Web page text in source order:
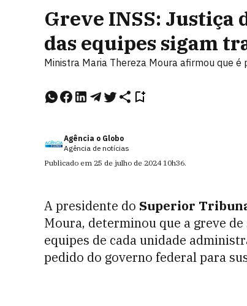
Greve INSS: Justiça
das equipes sigam
Ministra Maria Thereza Moura afirmou que
Agência o Globo
Agência de notícias
Publicado em 25 de julho de 2024 10h36.
A presidente do Superior
Moura, determinou que a greve
equipes de cada unidade
pedido do governo federal para